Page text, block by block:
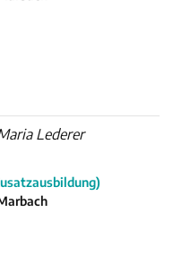
Lederer